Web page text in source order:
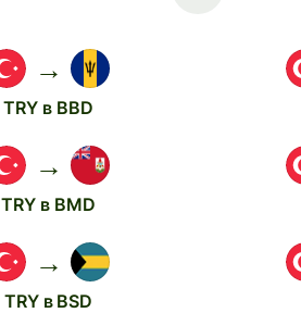
→
TRY в BBD
→
TRY в BMD
→
TRY в BSD